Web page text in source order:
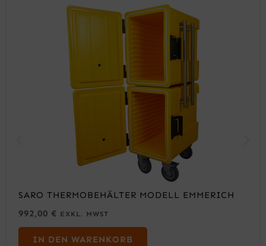
SARO THERMOBEHÄLTER MODELL EMMERICH
992,00 € EXKL. MWST
IN DEN WARENKORB